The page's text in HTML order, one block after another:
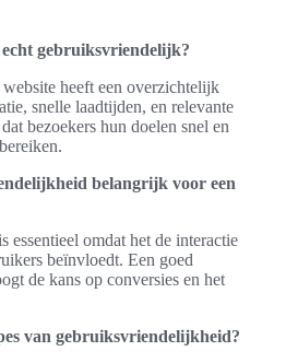
gebruiksvriendelijk?
heeft een overzichtelijk
snelle laadtijden, en relevante
bezoekers hun doelen snel en
belangrijk voor een
omdat het de interactie
beïnvloedt. Een goed
de kans op conversies en het
van gebruiksvriendelijkheid?